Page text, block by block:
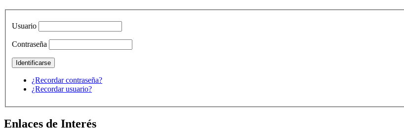
Usuario
Contraseña
¿Recordar contraseña?
¿Recordar usuario?
Enlaces de Interés